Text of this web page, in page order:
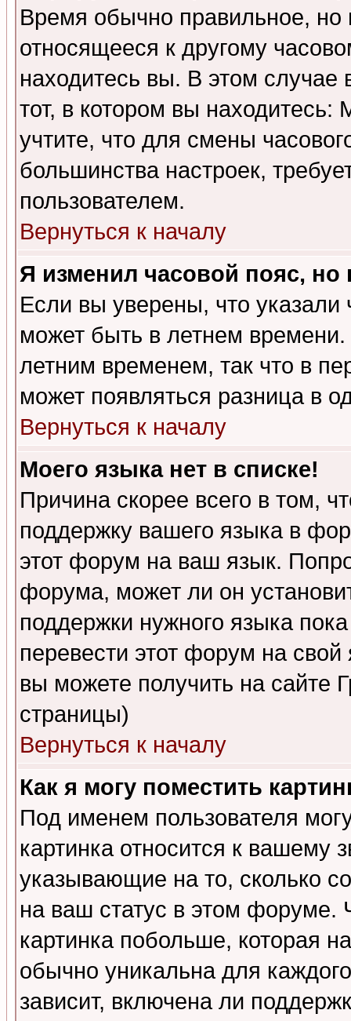
Время обычно правильное,
относящееся к другому
находитесь вы. В этом
тот, в котором вы
учтите, что для смены
большинства настроек,
пользователем.
Вернуться к началу
Я изменил часовой пояс,
Если вы уверены, что указали
может быть в летнем
летним временем, так что в
может появляться разница в
Вернуться к началу
Моего языка нет в списке!
Причина скорее всего в том,
поддержку вашего языка в
этот форум на ваш язык.
форума, может ли он
поддержки нужного языка
перевести этот форум на
вы можете получить на сайте
страницы)
Вернуться к началу
Как я могу поместить
Под именем пользователя
картинка относится к вашему
указывающие на то, сколько
на ваш статус в этом форуме.
картинка побольше, которая
обычно уникальна для
зависит, включена ли